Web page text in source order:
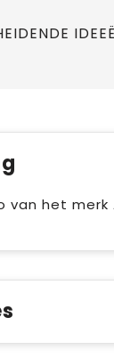
van het merk